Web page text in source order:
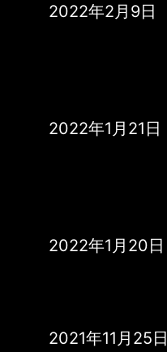
2022年2月9日
2022年1月21日
2022年1月20日
2021年11月25日